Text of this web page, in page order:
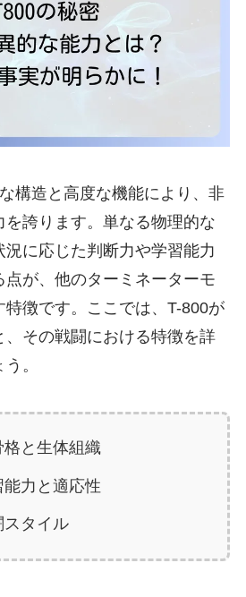
構造と高度な機能により、非
誇ります。単なる物理的な
に応じた判断力や学習能力
点が、他のターミネーターモ
特徴です。ここでは、T-800が
その戦闘における特徴を詳
。
と生体組織
力と適応性
スタイル